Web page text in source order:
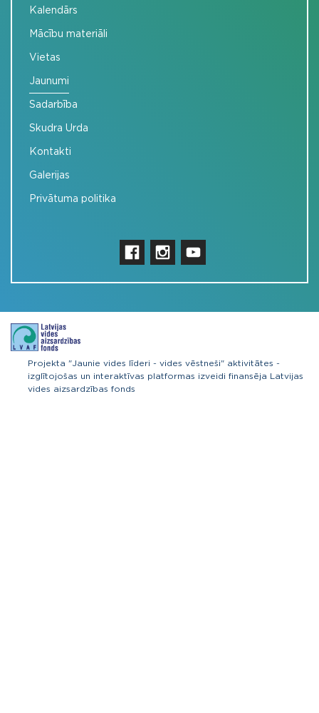
Kalendārs
Mācību materiāli
Vietas
Jaunumi
Sadarbība
Skudra Urda
Kontakti
Galerijas
Privātuma politika
Projekta "Jaunie vides līderi - vides vēstneši" aktivitātes -
izglītojošas un interaktīvas platformas izveidi finansēja Latvijas
vides aizsardzības fonds